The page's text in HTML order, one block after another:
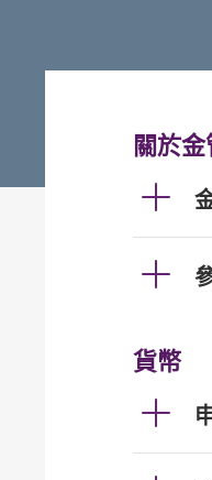
關於
貨幣